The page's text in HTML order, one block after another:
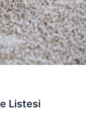
Listesi